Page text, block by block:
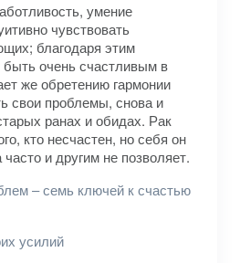
умение
чувствовать
благодаря этим
очень счастливым в
же обретению гармонии
свои проблемы, снова и
ранах и обидах. Рак
кто несчастен, но себя он
и другим не позволяет.
– семь ключей к счастью
усилий